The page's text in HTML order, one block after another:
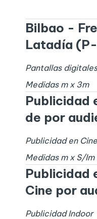
Bilbao -
Latadía
Pantallas digitales
Medidas m x 3m
Publicidad
de por
Publicidad en
Medidas m x S/Im
Publicidad
Cine por
Publicidad Indoor